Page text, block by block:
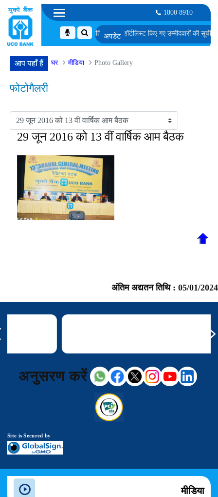
1800 8910
दौर के साक्षात्कार के लिए अनंतिम रूप से शॉर्टलिस्ट किए गए उम्मीदवारों की सूचीजे. एम.
आप यहाँ हैं घर मीडिया Photo Gallery
फोटोगैलरी
29 जून 2016 को 13 वीं वार्षिक आम बैठक
अंतिम अद्यतन तिथि : 05/01/2024
अनुसरण करें
Site is Secured by
मीडिया